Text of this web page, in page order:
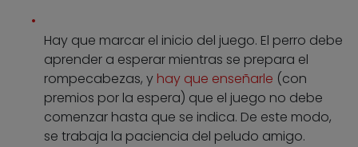
Hay que marcar el inicio del juego. El perro debe
aprender a esperar mientras se prepara el
rompecabezas, y hay que enseñarle (con
premios por la espera) que el juego no debe
comenzar hasta que se indica. De este modo,
se trabaja la paciencia del peludo amigo.